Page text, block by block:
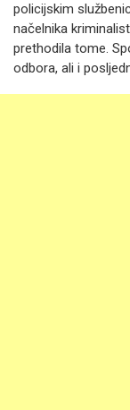
policijskim
načelnika
prethodila tome.
odbora, ali i